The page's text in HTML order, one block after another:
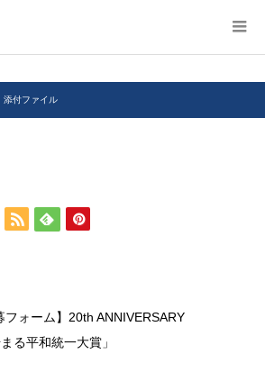
添付ファイル
ォーム】20th ANNIVERSARY
る平和統一大賞」